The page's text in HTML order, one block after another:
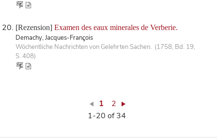
[Rezension] Examen des eaux minerales de Verberie.
Demachy, Jacques-François
Wöchentliche Nachrichten von Gelehrten Sachen. (1758, Bd. 19,
S. 408)
1
2
1-20 of 34